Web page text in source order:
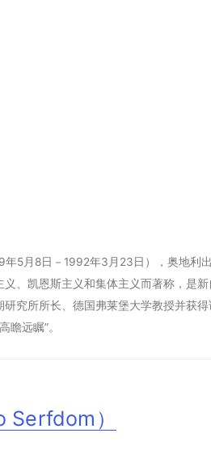
5月8日－1992年3月23日），奥地利
、凯恩斯主义和集体主义而著称，是
究所所长、德国弗莱堡大学教授并获
瞻远瞩”。
）